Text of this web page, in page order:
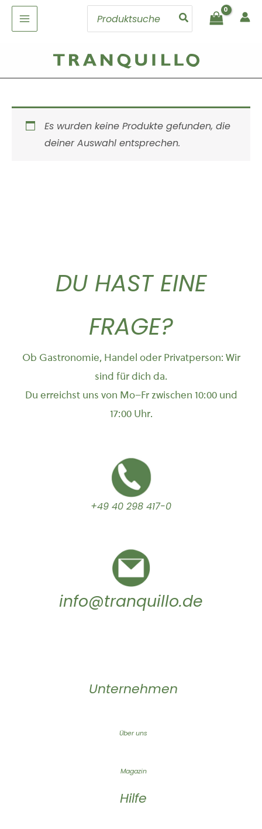
Inhalt
springen
Search
Es wurden keine Produkte gefunden, die
deiner Auswahl entsprechen.
DU HAST EINE
FRAGE?
Ob Gastronomie, Handel oder Privatperson: Wir
sind für dich da.
Du erreichst uns von Mo–Fr zwischen 10:00 und
17:00 Uhr.
+49 40 298 417-0
info@tranquillo.de
Unternehmen
Über uns
Magazin
Hilfe